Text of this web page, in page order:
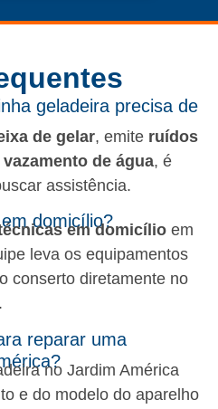
geladeira precisa de
de gelar, emite ruídos
vazamento de água, é
assistência.
domicílio?
em domicílio em
leva os equipamentos
conserto diretamente no
reparar uma
no Jardim América
e do modelo do aparelho